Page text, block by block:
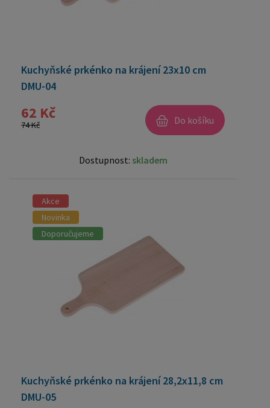
Kuchyňské prkénko na krájení 23x10 cm
DMU-04
62 Kč
74 Kč Do košíku
Dostupnost: skladem
Akce
Novinka
Doporučujeme
Kuchyňské prkénko na krájení 28,2x11,8 cm
DMU-05